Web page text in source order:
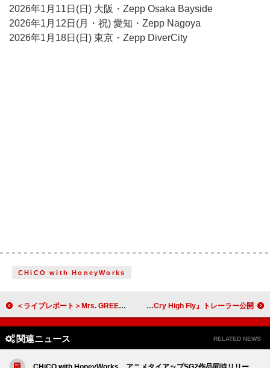
2026年1月11日(日) 大阪・Zepp Osaka Bayside
2026年1月12日(月・祝) 愛知・Zepp Nagoya
2026年1月18日(日) 東京・Zepp DiverCity
CHiCO with HoneyWorks
＜ライブレポート＞Mrs. GREEN APPLE 巨大なバベルの塔と圧倒的な演奏に震撼 【DOME TOUR 2025 "BABEL no TOH"】東京3日目 aiko、ニューSG『Cry High Fly』トレーラー公開
関連ニュース RELATED NEWS